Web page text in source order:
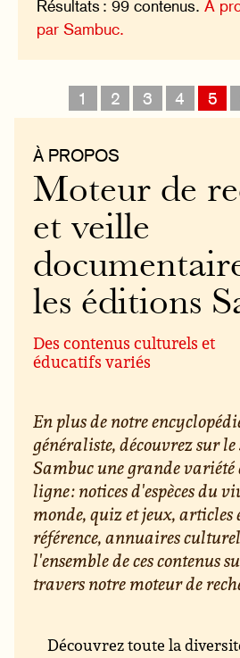
Résultats : 99 contenus.À
par Sambuc.
1 2 3 4 5
À PROPOS
Moteur de
et veille
les éditions
Des contenus culturels et
éducatifs variés
En plus de notre
généraliste, découvrez sur
Sambuc une grande variété
ligne : notices d'espèces du
monde, quiz et jeux, articles
référence, annuaires
l'ensemble de ces contenus
travers notre moteur de
Découvrez toute la